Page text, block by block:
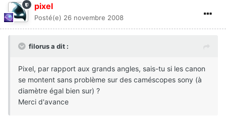
pixel
Posté(e) 26 novembre 2008
filorus a dit :
Pixel, par rapport aux grands angles, sais-tu si les canon
se montent sans problème sur des caméscopes sony (à
diamètre égal bien sur) ?
Merci d'avance